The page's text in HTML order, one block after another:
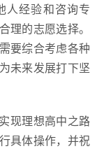
人经验和咨询专
理的志愿选择。
要综合考虑各种
未来发展打下坚
现理想高中之路
具体操作，并祝